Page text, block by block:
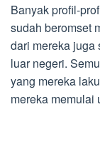
Banyak profil-
sudah beromset
dari mereka juga
luar negeri.
yang mereka
mereka memulai